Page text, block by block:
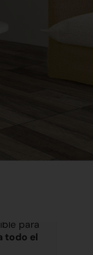
para
todo el